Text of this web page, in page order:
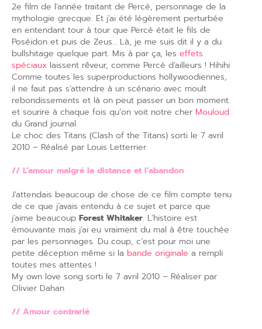
2e film de l’année traitant de Percé, personnage de la
mythologie grecque. Et j’ai été légèrement perturbée
en entendant tour à tour que Percé était le fils de
Poséidon et puis de Zeus… Là, je me suis dit il y a du
bullshitage quelque part. Mis à par ça, les effets
spéciaux laissent rêveur, comme Percé d’ailleurs ! Hihihi
Comme toutes les superproductions hollywoodiennes,
il ne faut pas s’attendre à un scénario avec moult
rebondissements et là on peut passer un bon moment
et sourire à chaque fois qu’on voit notre cher Mouloud
du Grand journal.
Le choc des Titans (Clash of the Titans) sorti le 7 avril
2010 – Réalisé par Louis Letterrier
// L’amour malgré la distance et l’abandon
J’attendais beaucoup de chose de ce film compte tenu
de ce que j’avais entendu à ce sujet et parce que
j’aime beaucoup Forest Whitaker. L’histoire est
émouvante mais j’ai eu vraiment du mal à être touchée
par les personnages. Du coup, c’est pour moi une
petite déception même si la bande originale a rempli
toutes mes attentes !
My own love song sorti le 7 avril 2010 – Réaliser par
Olivier Dahan
// Amour contrarié